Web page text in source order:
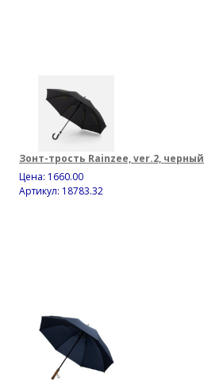
Зонт-трость Rainzee, ver.2, черный
Цена: 1660.00
Артикул: 18783.32